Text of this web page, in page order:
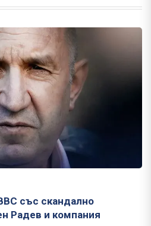
със скандално
Радев и компания